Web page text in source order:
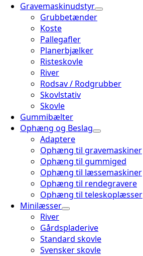
Gravemaskinudstyr
Grubbetænder
Koste
Pallegafler
Planerbjælker
Risteskovle
River
Rodsav / Rodgrubber
Skovlstativ
Skovle
Gummibælter
Ophæng og Beslag
Adaptere
Ophæng til gravemaskiner
Ophæng til gummiged
Ophæng til læssemaskiner
Ophæng til rendegravere
Ophæng til teleskoplæsser
Minilæsser
River
Gårdspladerive
Standard skovle
Svensker skovle